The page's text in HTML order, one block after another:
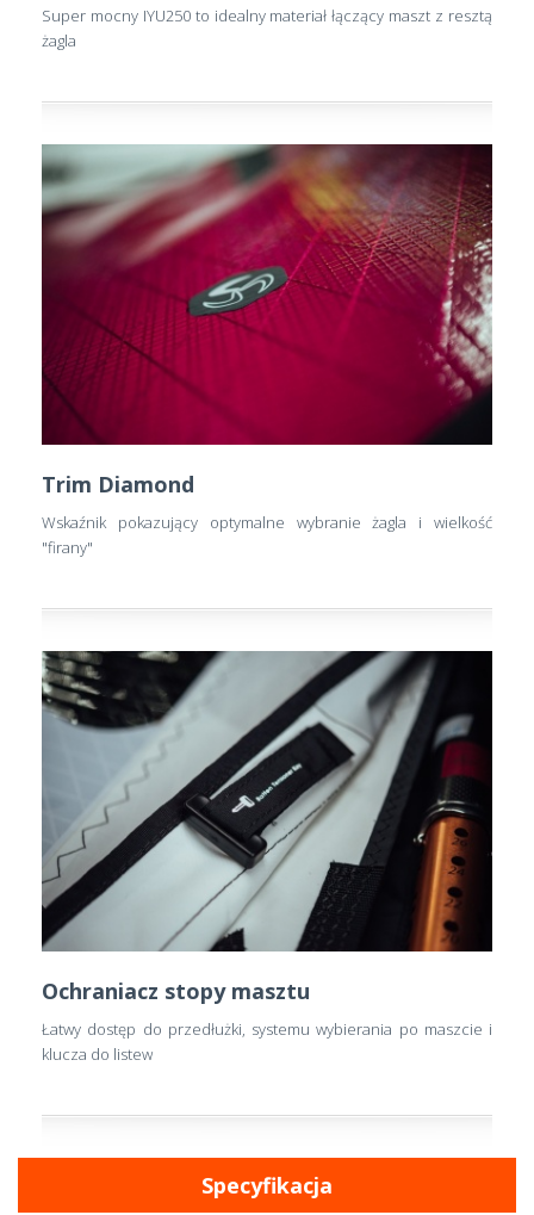
Super mocny IYU250 to idealny materiał łączący maszt z resztą
żagla
Trim Diamond
Wskaźnik pokazujący optymalne wybranie żagla i wielkość
"firany"
Ochraniacz stopy masztu
Łatwy dostęp do przedłużki, systemu wybierania po maszcie i
klucza do listew
Specyfikacja